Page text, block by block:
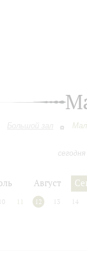
Большой зал
Август
10 11 12 13 14